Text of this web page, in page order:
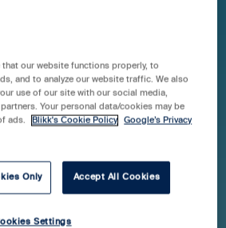
2.8.4 av Blikk. Den nya
några mindre (men mycket
som kommer att underlätta
för kvitton i
that our website functions properly, to
and to analyze our website traffic. We also
use of our site with our social media,
Your personal data/cookies may be
ads.
Blikk's Cookie Policy
Google’s Privacy
Only Accept All Cookies
Settings